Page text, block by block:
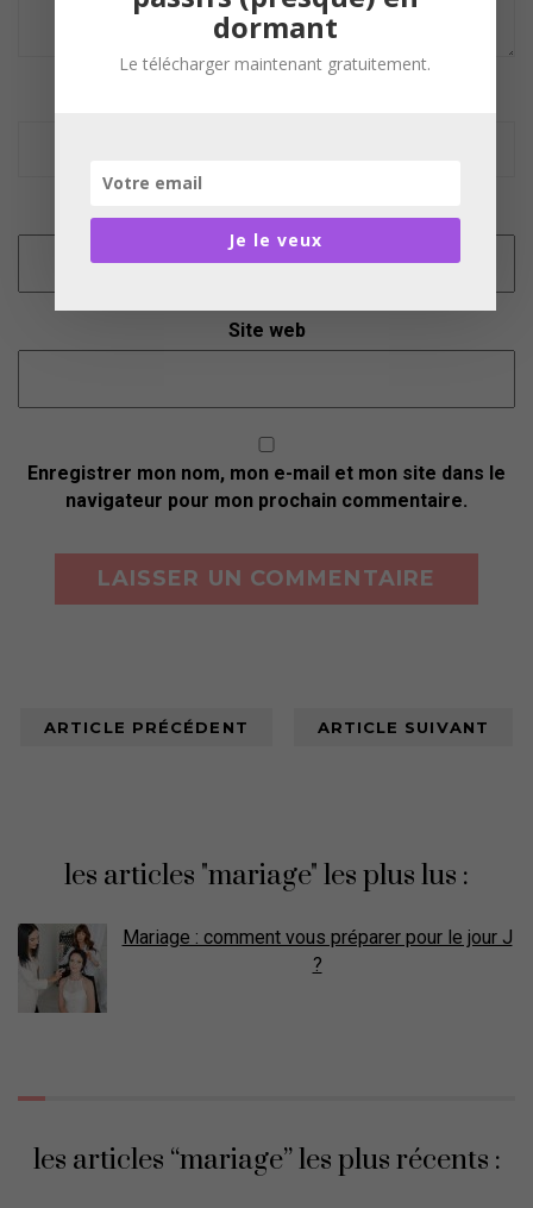
E-mail*
Site web
Enregistrer mon nom, mon e-mail et mon site dans le
navigateur pour mon prochain commentaire.
ARTICLE PRÉCÉDENT ARTICLE SUIVANT
les articles "mariage" les plus lus :
Mariage : comment vous préparer pour le jour J
?
les articles “mariage” les plus récents :
dormant
Le télécharger maintenant gratuitement.
Je le veux